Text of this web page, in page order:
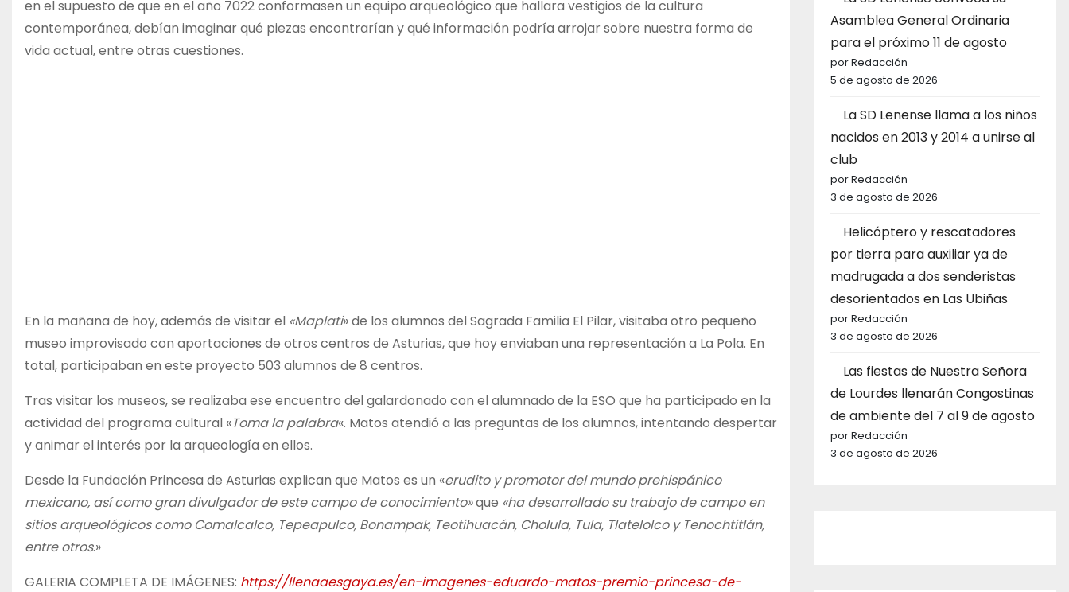
en el supuesto de que en el año 7022 conformasen un equipo arqueológico que hallara vestigios de la cultura
contemporánea, debían imaginar qué piezas encontrarían y qué información podría arrojar sobre nuestra forma de
vida actual, entre otras cuestiones.
En la mañana de hoy, además de visitar el «Maplati» de los alumnos del Sagrada Familia El Pilar, visitaba otro pequeño
museo improvisado con aportaciones de otros centros de Asturias, que hoy enviaban una representación a La Pola. En
total, participaban en este proyecto 503 alumnos de 8 centros.
Tras visitar los museos, se realizaba ese encuentro del galardonado con el alumnado de la ESO que ha participado en la
actividad del programa cultural «Toma la palabra«. Matos atendió a las preguntas de los alumnos, intentando despertar
y animar el interés por la arqueología en ellos.
Desde la Fundación Princesa de Asturias explican que Matos es un «erudito y promotor del mundo prehispánico
mexicano, así como gran divulgador de este campo de conocimiento»que «ha desarrollado su trabajo de campo en
sitios arqueológicos como Comalcalco, Tepeapulco, Bonampak, Teotihuacán, Cholula, Tula, Tlatelolco y Tenochtitlán,
entre otros.»
GALERIA COMPLETA DE IMÁGENES: https://llenaaesgaya.es/en-imagenes-eduardo-matos-premio-princesa-de-
Asamblea General Ordinaria
para el próximo 11 de agosto
por Redacción
5 de agosto de 2026
La SD Lenense llama a los niños
nacidos en 2013 y 2014 a unirse al
club
por Redacción
3 de agosto de 2026
Helicóptero y rescatadores
por tierra para auxiliar ya de
madrugada a dos senderistas
desorientados en Las Ubiñas
por Redacción
3 de agosto de 2026
Las fiestas de Nuestra Señora
de Lourdes llenarán Congostinas
de ambiente del 7 al 9 de agosto
por Redacción
3 de agosto de 2026